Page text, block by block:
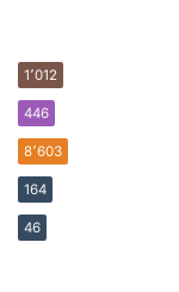
1٬012
446
8٬603
164
46